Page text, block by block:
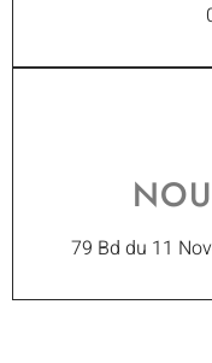
79 Bd du 11